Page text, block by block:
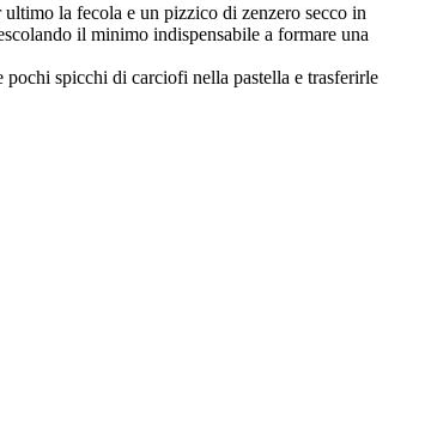
la fecola e un pizzico di zenzero secco in
il minimo indispensabile a formare una
spicchi di carciofi nella pastella e trasferirle